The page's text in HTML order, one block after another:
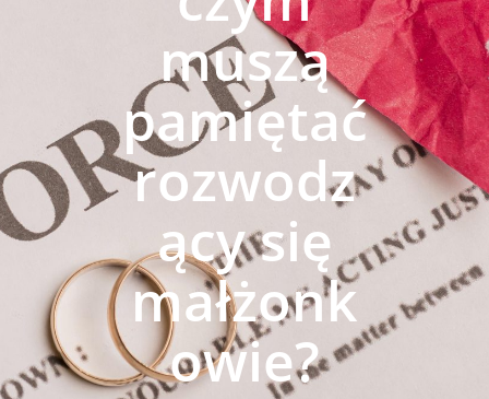
muszą
pamiętać
rozwodz
ący się
małżonk
owie?